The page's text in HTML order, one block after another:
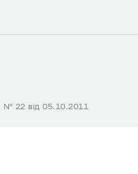
№ 22 від 05.10.2011